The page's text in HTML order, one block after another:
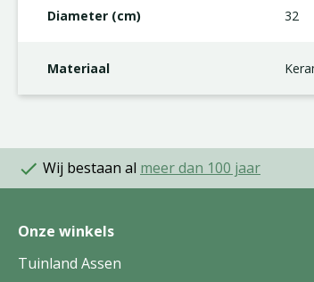
Diameter (cm) 32
Materiaal
Wij bestaan al meer dan 100 jaar
Onze winkels
Tuinland Assen